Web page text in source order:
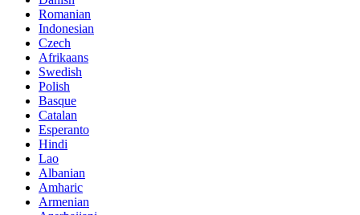
Romanian
Indonesian
Czech
Afrikaans
Swedish
Polish
Basque
Catalan
Esperanto
Hindi
Lao
Albanian
Amharic
Armenian